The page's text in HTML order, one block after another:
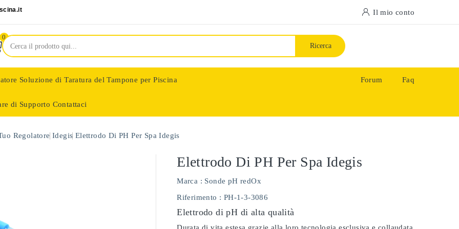
Il mio conto
0
Ricerca
Soluzione di Taratura del Tampone per Piscina
di Supporto Contattaci
Forum Faq
Regolatore Idegis Elettrodo Di PH Per Spa Idegis
Elettrodo Di PH Per Spa Idegis
Marca : Sonde pH redOx
Riferimento : PH-1-3-3086
Elettrodo di pH di alta qualità